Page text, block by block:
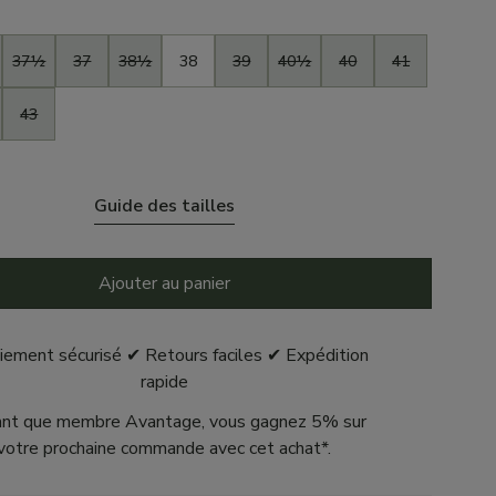
37½ 37 38½ 38 39 40½ 40 41
43
Guide des tailles
Ajouter au panier
sécurisé ✔ Retours faciles ✔ Expédition
rapide
que membre Avantage, vous gagnez 5% sur
prochaine commande avec cet achat*.